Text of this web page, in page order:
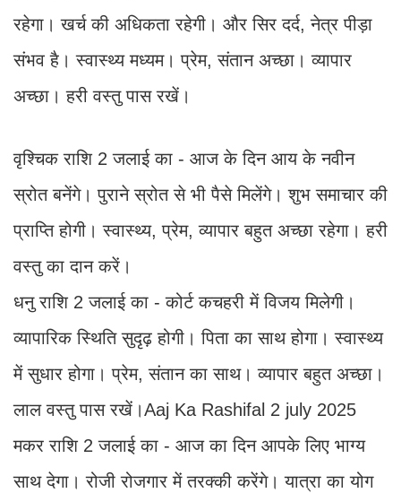
रहेगा। खर्च की अधिकता रहेगी। और सिर दर्द, नेत्र पीड़ा
संभव है। स्वास्थ्य मध्यम। प्रेम, संतान अच्छा। व्यापार
अच्छा। हरी वस्तु पास रखें।
वृश्चिक राशि 2 जलाई का - आज के दिन आय के नवीन
स्रोत बनेंगे। पुराने स्रोत से भी पैसे मिलेंगे। शुभ समाचार की
प्राप्ति होगी। स्वास्थ्य, प्रेम, व्यापार बहुत अच्छा रहेगा। हरी
वस्तु का दान करें।
धनु राशि 2 जलाई का - कोर्ट कचहरी में विजय मिलेगी।
व्यापारिक स्थिति सुदृढ़ होगी। पिता का साथ होगा। स्वास्थ्य
में सुधार होगा। प्रेम, संतान का साथ। व्यापार बहुत अच्छा।
लाल वस्तु पास रखें।Aaj Ka Rashifal 2 july 2025
मकर राशि 2 जलाई का - आज का दिन आपके लिए भाग्य
साथ देगा। रोजी रोजगार में तरक्की करेंगे। यात्रा का योग